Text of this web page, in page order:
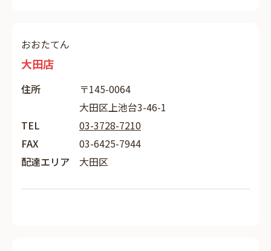
おおたてん
大田店
住所
〒145-0064
大田区上池台3-46-1
TEL
03-3728-7210
FAX
03-6425-7944
配達エリア
大田区